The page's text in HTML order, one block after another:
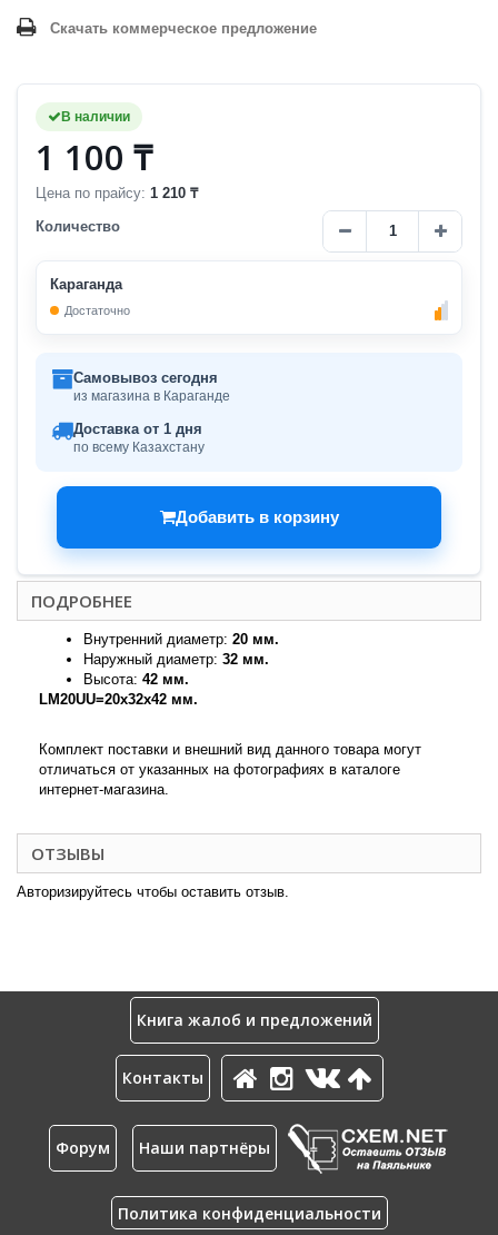
Скачать коммерческое предложение
В наличии
1 100 ₸
Цена по прайсу: 1 210 ₸
Количество
Караганда
Достаточно
Самовывоз сегодня
из магазина в Караганде
Доставка от 1 дня
по всему Казахстану
Добавить в корзину
ПОДРОБНЕЕ
Внутренний диаметр: 20 мм.
Наружный диаметр: 32 мм.
Высота: 42 мм.
LM20UU=20x32x42 мм.
Комплект поставки и внешний вид данного товара могут
отличаться от указанных на фотографиях в каталоге
интернет-магазина.
ОТЗЫВЫ
Авторизируйтесь чтобы оставить отзыв.
Книга жалоб и предложений
Контакты
Форум Наши партнёры
Политика конфиденциальности